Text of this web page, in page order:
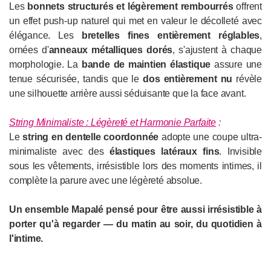
Les bonnets structurés et légèrement rembourrésoffrent
un effet push-up naturel qui met en valeur le décolleté avec
élégance. Les
bretelles fines entièrement réglables,
ornées d'anneaux métalliques dorés, s'ajustent à chaque
morphologie. La bande de maintien élastique assure une
tenue sécurisée, tandis que ledos entièrement nu révèle
une silhouette arrière aussi séduisante que la face avant.
String Minimaliste : Légèreté et Harmonie Parfaite :
Lestring en dentelle coordonnée adopte une coupe ultra-
minimaliste avec des élastiques latéraux fins. Invisible
sous les vêtements, irrésistible lors des moments intimes, il
complète la parure avec une légèreté absolue.
Un ensemble Mapalé pensé pour être aussi irrésistible à
porter qu'à regarder — du matin au soir, du quotidien à
l'intime.